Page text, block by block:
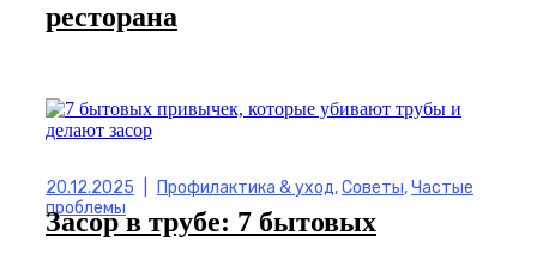
ресторана
20.12.2025 Профилактика & уход,Советы,Частые
проблемы
Засор в трубе: 7 бытовых